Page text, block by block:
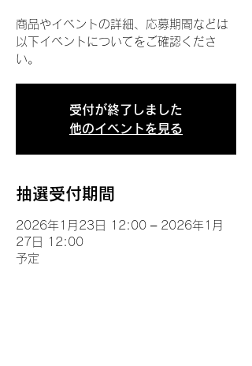
商品やイベントの詳細、応募期間などは
以下イベントについてをご確認くださ
い。
受付が終了しました
他のイベントを見る
抽選受付期間
2026年1月23日 12:00 – 2026年1月
27日 12:00
予定